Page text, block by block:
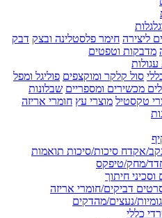
ליצירה חימר פלסטלינה ובצק דבק
מדבקות וטפטים
סול קלקר ומוקצפים פוליגל ומפל
מכשירים ומספריים שבלונות
טקסטיל מוצרי עץ חומרי אריזה
אקדח סיכות/סיכות תואמות
מחק/טיפקס
וסכיני חיתוך
דביקים/חומרי אריזה
נעצים/מהדקים
כללי